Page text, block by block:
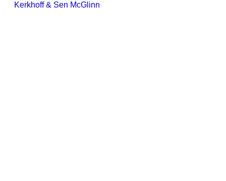
Kerkhoff & Sen McGlinn